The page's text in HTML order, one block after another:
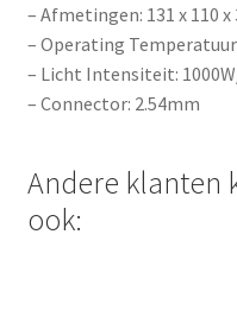
– Afmetingen: 131 x 110 x
– Operating
– Licht Intensiteit:
– Connector: 2.54mm
Andere klanten
ook: